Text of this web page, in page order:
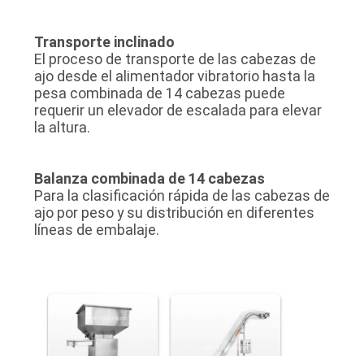
Transporte inclinado
El proceso de transporte de las cabezas de
ajo desde el alimentador vibratorio hasta la
pesa combinada de 14 cabezas puede
requerir un elevador de escalada para elevar
la altura.
Balanza combinada de 14 cabezas
Para la clasificación rápida de las cabezas de
ajo por peso y su distribución en diferentes
líneas de embalaje.